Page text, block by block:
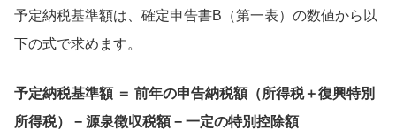
予定納税基準額は、確定申告書B（第一表）の数値から以
下の式で求めます。
予定納税基準額 ＝ 前年の申告納税額（所得税＋復興特別
所得税） − 源泉徴収税額 − 一定の特別控除額